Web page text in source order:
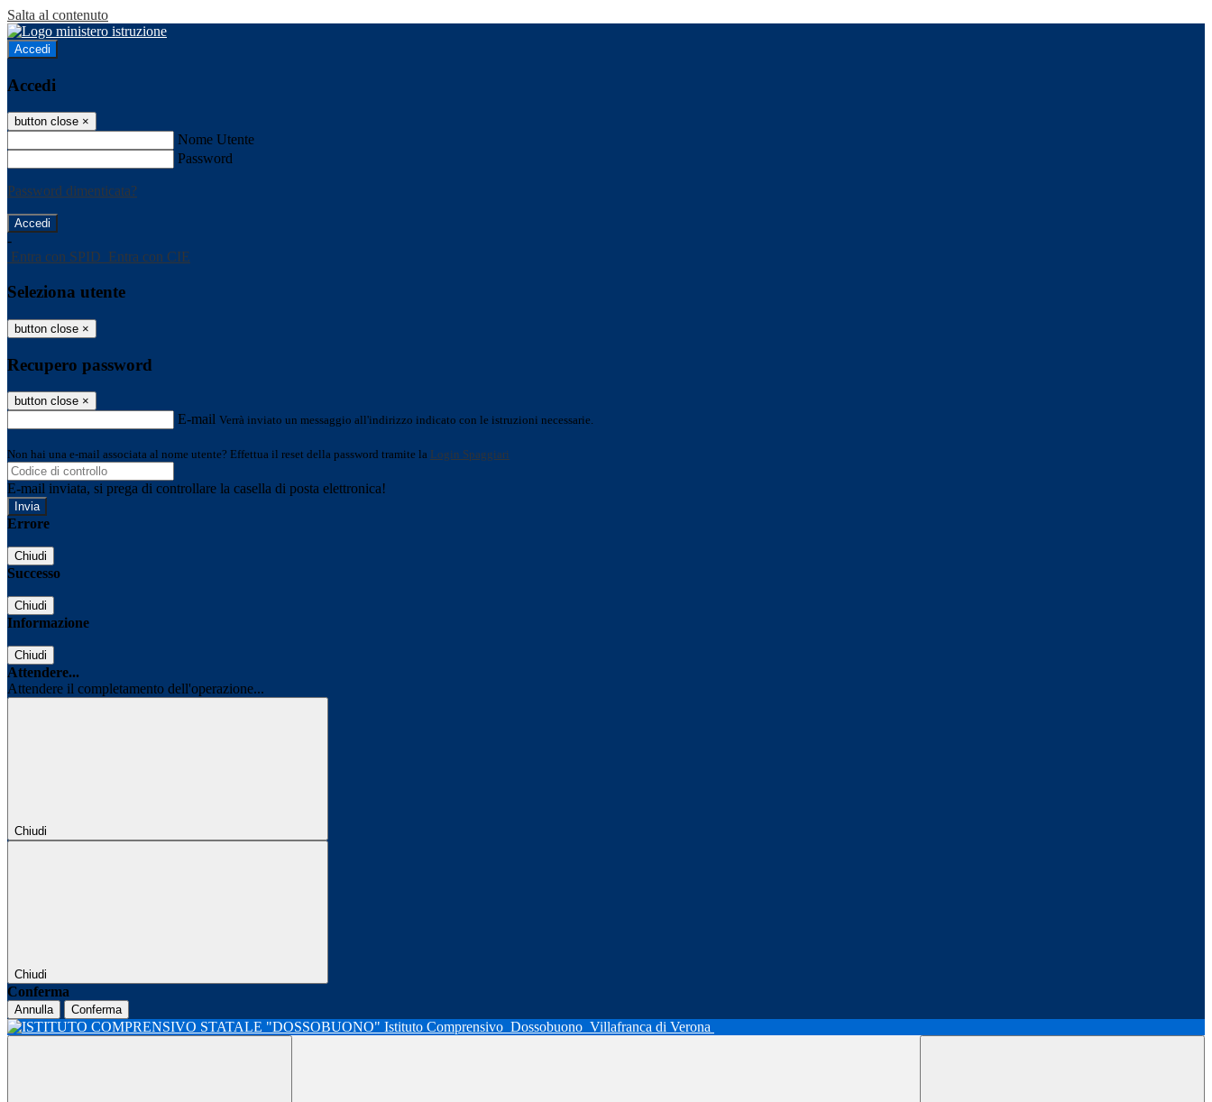
Salta al contenuto
Accedi
Accedi
button close ×
Nome Utente
Password
Password dimenticata?
-
Entra con SPID Entra con CIE
Seleziona utente
button close ×
Recupero password
button close ×
E-mail Verrà inviato un messaggio all'indirizzo indicato con le istruzioni necessarie.
Non hai una e-mail associata al nome utente? Effettua il reset della password tramite la Login Spaggiari
E-mail inviata, si prega di controllare la casella di posta elettronica!
Errore
Chiudi
Successo
Chiudi
Informazione
Chiudi
Attendere...
Attendere il completamento dell'operazione...
Chiudi
Chiudi
Conferma
Annulla Conferma
Istituto Comprensivo Dossobuono Villafranca di Verona